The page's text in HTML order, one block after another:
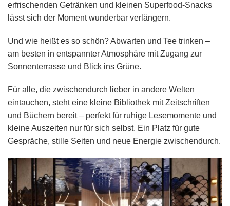
erfrischenden Getränken und kleinen Superfood-Snacks
lässt sich der Moment wunderbar verlängern.
Und wie heißt es so schön? Abwarten und Tee trinken –
am besten in entspannter Atmosphäre mit Zugang zur
Sonnenterrasse und Blick ins Grüne.
Für alle, die zwischendurch lieber in andere Welten
eintauchen, steht eine kleine Bibliothek mit Zeitschriften
und Büchern bereit – perfekt für ruhige Lesemomente und
kleine Auszeiten nur für sich selbst. Ein Platz für gute
Gespräche, stille Seiten und neue Energie zwischendurch.